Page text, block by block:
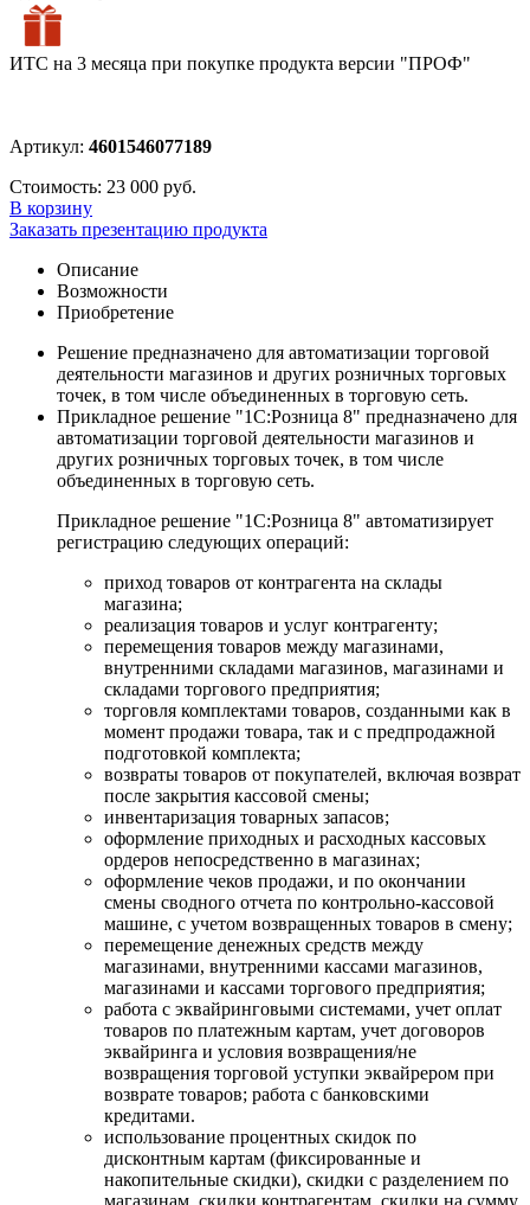
ИТС на 3 месяца при покупке продукта версии "ПРОФ"
Артикул: 4601546077189
Стоимость: 23 000 руб.
В корзину
Заказать презентацию продукта
Описание
Возможности
Приобретение
Решение предназначено для автоматизации торговой
деятельности магазинов и других розничных торговых
точек, в том числе объединенных в торговую сеть.
Прикладное решение "1С:Розница 8" предназначено для
автоматизации торговой деятельности магазинов и
других розничных торговых точек, в том числе
объединенных в торговую сеть.
Прикладное решение "1С:Розница 8" автоматизирует
регистрацию следующих операций:
приход товаров от контрагента на склады
магазина;
реализация товаров и услуг контрагенту;
перемещения товаров между магазинами,
внутренними складами магазинов, магазинами и
складами торгового предприятия;
торговля комплектами товаров, созданными как в
момент продажи товара, так и с предпродажной
подготовкой комплекта;
возвраты товаров от покупателей, включая возврат
после закрытия кассовой смены;
инвентаризация товарных запасов;
оформление приходных и расходных кассовых
ордеров непосредственно в магазинах;
оформление чеков продажи, и по окончании
смены сводного отчета по контрольно-кассовой
машине, с учетом возвращенных товаров в смену;
перемещение денежных средств между
магазинами, внутренними кассами магазинов,
магазинами и кассами торгового предприятия;
работа с эквайринговыми системами, учет оплат
товаров по платежным картам, учет договоров
эквайринга и условия возвращения/не
возвращения торговой уступки эквайрером при
возврате товаров; работа с банковскими
кредитами.
использование процентных скидок по
дисконтным картам (фиксированные и
накопительные скидки), скидки с разделением по
магазинам, скидки контрагентам, скидки на сумму